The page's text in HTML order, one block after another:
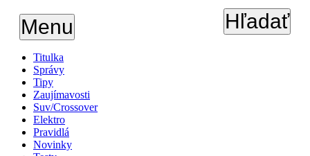
Menu Hľadať
Titulka
Správy
Tipy
Zaujímavosti
Suv/Crossover
Elektro
Pravidlá
Novinky